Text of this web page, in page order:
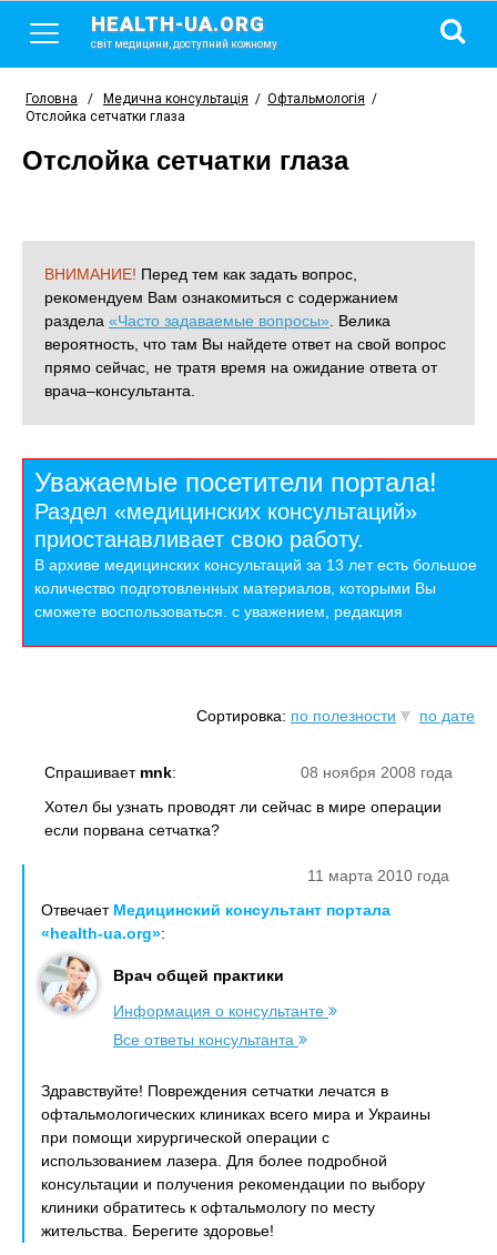
HEALTH-UA.ORG
світ медицини, доступний кожному
Головна / Медична консультація / Офтальмологія /
Отслойка сетчатки глаза
Отслойка сетчатки глаза
ВНИМАНИЕ! Перед тем как задать вопрос,
рекомендуем Вам ознакомиться с содержанием
раздела «Часто задаваемые вопросы» . Велика
вероятность, что там Вы найдете ответ на свой вопрос
прямо сейчас, не тратя время на ожидание ответа от
врача–консультанта.
Уважаемые посетители портала!
Раздел «медицинских консультаций»
приостанавливает свою работу.
В архиве медицинских консультаций за 13 лет есть большое
количество подготовленных материалов, которыми Вы
сможете воспользоваться. с уважением, редакция
Сортировка: по полезности по дате
08 ноября 2008 года
Спрашивает mnk:
Хотел бы узнать проводят ли сейчас в мире операции
если порвана сетчатка?
11 марта 2010 года
Отвечает Медицинский консультант портала
«health-ua.org»:
Врач общей практики
Информация о консультанте
Все ответы консультанта
Здравствуйте! Повреждения сетчатки лечатся в
офтальмологических клиниках всего мира и Украины
при помощи хирургической операции с
использованием лазера. Для более подробной
консультации и получения рекомендации по выбору
клиники обратитесь к офтальмологу по месту
жительства. Берегите здоровье!